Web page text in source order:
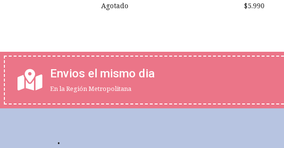
Agotado $5.990
Envios el mismo dia
En la Región Metropolitana
.